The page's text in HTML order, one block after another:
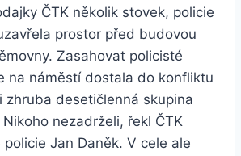
ČTK několik stovek, policie
prostor před budovou
Zasahovat policisté
na náměstí dostala do konfliktu
zhruba desetičlenná skupina
nezadrželi, řekl ČTK
Jan Daněk. V cele ale